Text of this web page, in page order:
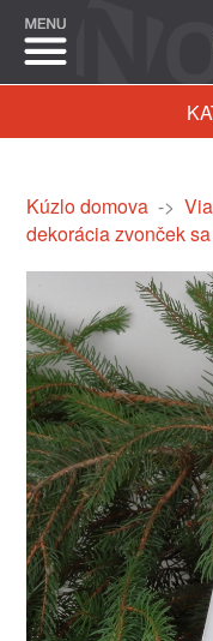
Kúzlo domova->
dekorácia zvonček